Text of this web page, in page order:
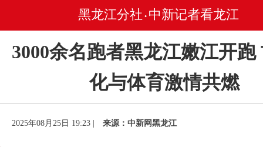
黑龙江分社 • 中新记者看龙江
3000余名跑者黑龙江嫩江开跑
化与体育激情共燃
2025年08月25日 19:23 | 来源：中新网黑龙江